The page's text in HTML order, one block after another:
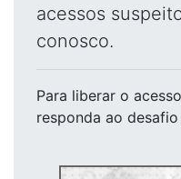
acessos
conosco.
Para liberar o acesso
responda ao